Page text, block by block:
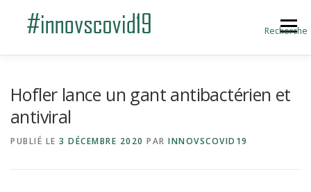
Recherche
Menu
Hofler lance un gant antibactérien et
antiviral
PUBLIÉ LE 3 DÉCEMBRE 2020 PAR INNOVSCOVID19